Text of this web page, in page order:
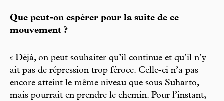
Que peut-on espérer pour la suite de ce
mouvement ?
« Déjà, on peut souhaiter qu’il continue et qu’il n’y
ait pas de répression trop féroce. Celle-ci n’a pas
encore atteint le même niveau que sous Suharto,
mais pourrait en prendre le chemin. Pour l’instant,